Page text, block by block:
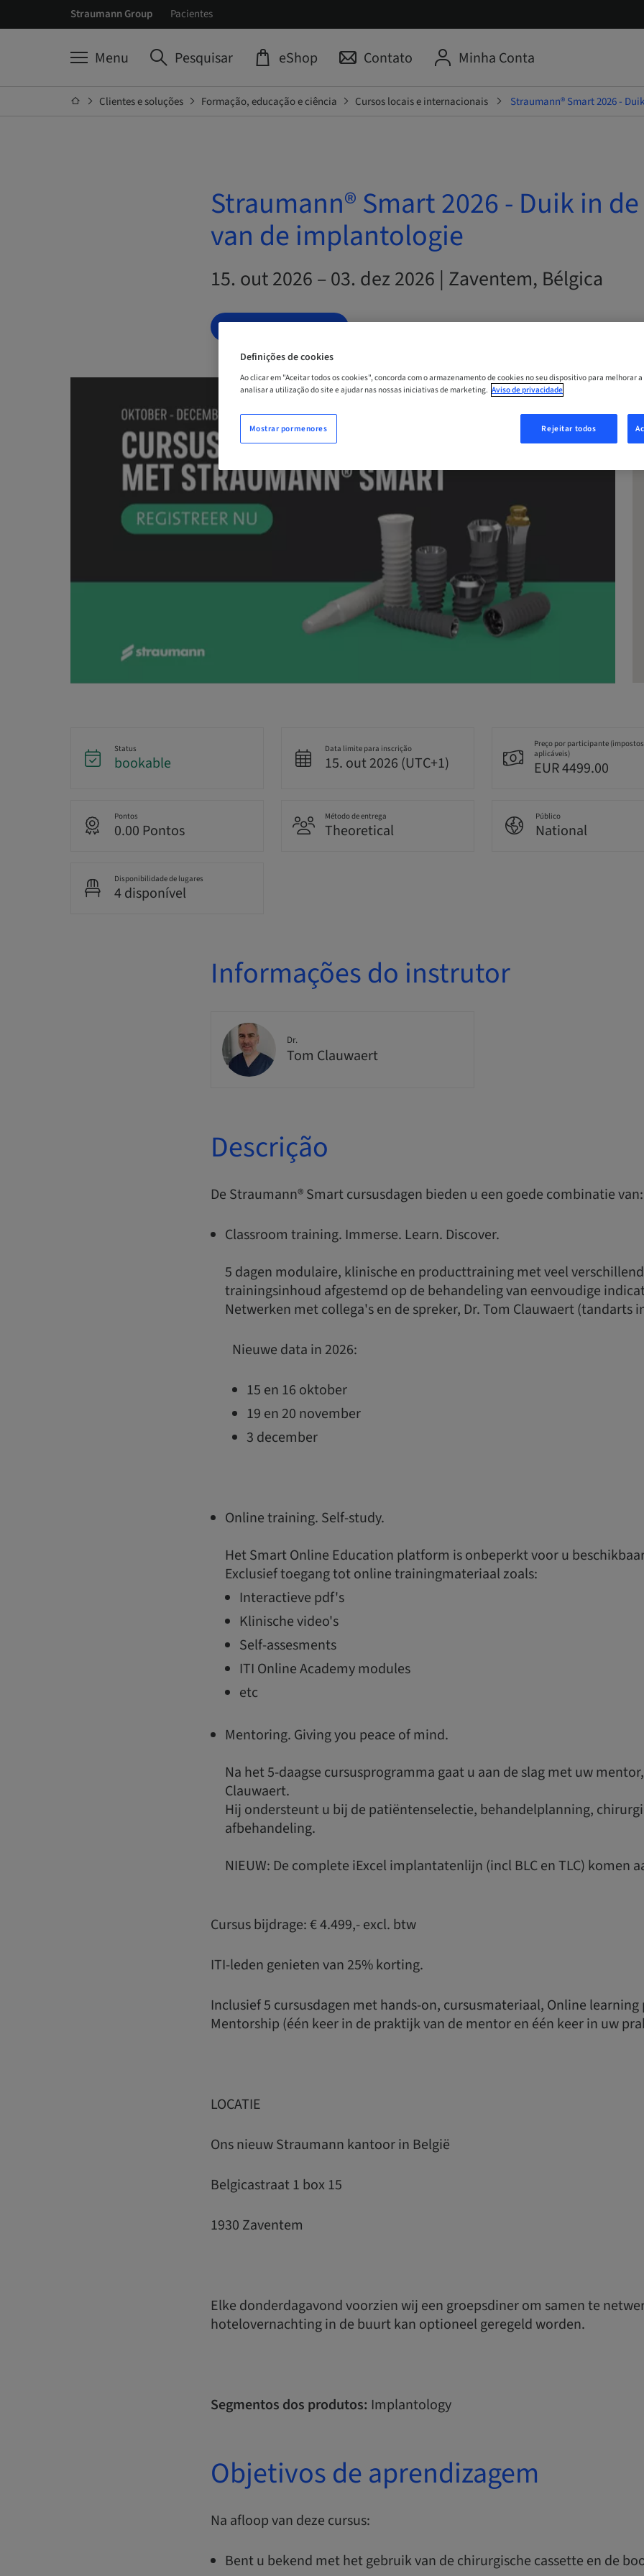
Straumann Group Pacientes
Menu Pesquisar eShop Contato Minha Conta
Clientes e soluções Formação, educação e ciência Cursos locais e internacionais Straumann® Smart 2026 -
Straumann® Smart 2026 - Duik in
van de implantologie
15. out 2026 – 03. dez 2026 | Zaventem, Bélgica
AGENDE AGORA
Status
bookable
Data limite para inscrição
15. out 2026 (UTC+1)
Preço por participante
aplicáveis)
EUR 4499.00
Pontos
0.00 Pontos
Método de entrega
Theoretical
Público
National
Disponibilidade de lugares
4 disponível
Informações do instrutor
Dr.
Tom Clauwaert
Descrição
De Straumann® Smart cursusdagen bieden u een goede combinatie van:
Classroom training. Immerse. Learn. Discover.
5 dagen modulaire, klinische en producttraining met veel
trainingsinhoud afgestemd op de behandeling van eenvoudige
Netwerken met collega's en de spreker, Dr. Tom Clauwaert (tandarts
Nieuwe data in 2026:
15 en 16 oktober
19 en 20 november
3 december
Online training. Self-study.
Het Smart Online Education platform is onbeperkt voor u
Exclusief toegang tot online trainingmateriaal zoals:
Interactieve pdf's
Klinische video's
Self-assesments
ITI Online Academy modules
etc
Mentoring. Giving you peace of mind.
Na het 5-daagse cursusprogramma gaat u aan de slag met uw
Clauwaert.
Hij ondersteunt u bij de patiëntenselectie, behandelplanning,
afbehandeling.
NIEUW: De complete iExcel implantatenlijn (incl BLC en TLC) komen
Cursus bijdrage: € 4.499,- excl. btw
ITI-leden genieten van 25% korting.
Inclusief 5 cursusdagen met hands-on, cursusmateriaal, Online
Mentorship (één keer in de praktijk van de mentor en één keer in uw
LOCATIE
Ons nieuw Straumann kantoor in België
Belgicastraat 1 box 15
1930 Zaventem
Elke donderdagavond voorzien wij een groepsdiner om samen te
hotelovernachting in de buurt kan optioneel geregeld worden.
Segmentos dos produtos: Implantology
Objetivos de aprendizagem
Na afloop van deze cursus:
Bent u bekend met het gebruik van de chirurgische cassette en de
Definições de cookies
Ao clicar em "Aceitar todos os cookies", concorda com o armazenamento de cookies no seu dispositivo para melhorar
analisar a utilização do site e ajudar nas nossas iniciativas de marketing. Aviso de privacidade
Rejeitar todos
Mostrar pormenores